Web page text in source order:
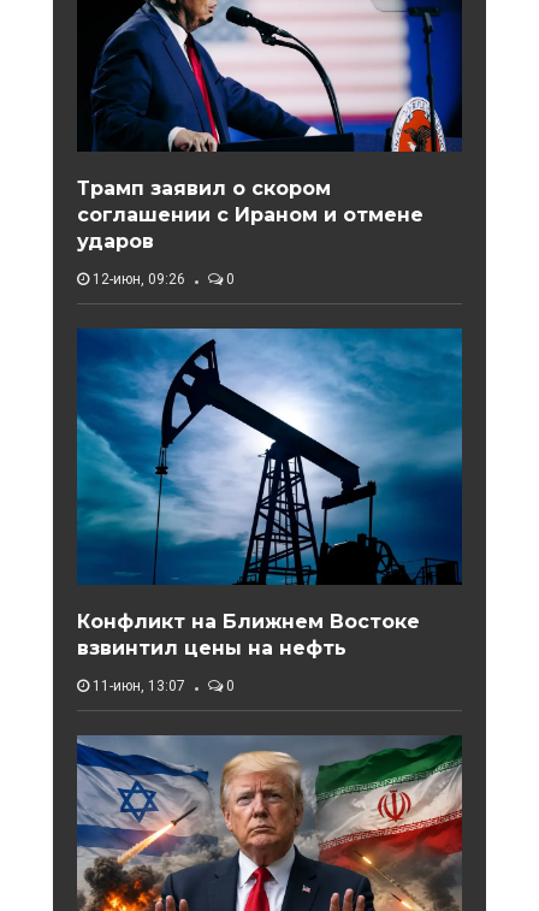
Трамп заявил о скором
соглашении с Ираном и отмене
ударов
12-июн, 09:26 0
Конфликт на Ближнем Востоке
взвинтил цены на нефть
11-июн, 13:07 0